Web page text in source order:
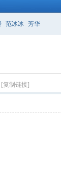
范冰冰 芳华
[复制链接]